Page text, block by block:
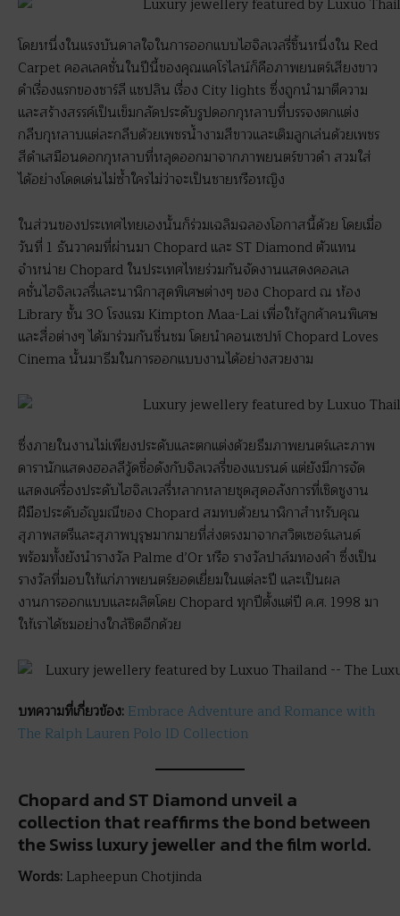
โดยหนึ่งในแรงบันดาลใจในการออกแบบไฮจิลเวลรี่ชิ้นหนึ่งใน Red
Carpet คอลเลคชั่นในปีนี้ของคุณแคโรไลน์ก็คือภาพยนตร์เสียงขาว
ดำเรื่องแรกของชาร์ลี แชปลิน เรื่อง City lights ซึ่งถูกนำมาตีความ
และสร้างสรรค์เป็นเข็มกลัดประดับรูปดอกกุหลาบที่บรรจงตกแต่ง
กลีบกุหลาบแต่ละกลีบด้วยเพชรน้ำงามสีขาวและเติมลูกเล่นด้วยเพชร
สีดำเสมือนดอกกุหลาบที่หลุดออกมาจากภาพยนตร์ขาวดำ สวมใส่
ได้อย่างโดดเด่นไม่ซ้ำใครไม่ว่าจะเป็นชายหรือหญิง
ในส่วนของประเทศไทยเองนั้นก็ร่วมเฉลิมฉลองโอกาสนี้ด้วย โดยเมื่อ
วันที่ 1 ธันวาคมที่ผ่านมา Chopard และ ST Diamond ตัวแทน
จำหน่าย Chopard ในประเทศไทยร่วมกันจัดงานแสดงคอลเล
คชั่นไฮจิลเวลรี่และนาฬิกาสุดพิเศษต่างๆ ของ Chopard ณ ห้อง
Library ชั้น 30 โรงแรม Kimpton Maa-Lai เพื่อให้ลูกค้าคนพิเศษ
และสื่อต่างๆ ได้มาร่วมกันชื่นชม โดยนำคอนเซปท์ Chopard Loves
Cinema นั้นมาธีมในการออกแบบงานได้อย่างสวยงาม
ซึ่งภายในงานไม่เพียงประดับและตกแต่งด้วยธีมภาพยนตร์และภาพ
ดารานักแสดงฮอลลีวู้ดชื่อดังกับจิลเวลรี่ของแบรนด์ แต่ยังมีการจัด
แสดงเครื่องประดับไฮจิลเวลรี่หลากหลายชุดสุดอลังการที่เชิดชูงาน
ฝีมือประดับอัญมณีของ Chopard สมทบด้วยนาฬิกาสำหรับคุณ
สุภาพสตรีและสุภาพบุรุษมากมายที่ส่งตรงมาจากสวิตเซอร์แลนด์
พร้อมทั้งยังนำรางวัล Palme d’Or หรือ รางวัลปาล์มทองคำ ซึ่งเป็น
รางวัลที่มอบให้แก่ภาพยนตร์ยอดเยี่ยมในแต่ละปี และเป็นผล
งานการออกแบบและผลิตโดย Chopard ทุกปีตั้งแต่ปี ค.ศ. 1998 มา
ให้เราได้ชมอย่างใกล้ชิดอีกด้วย
บทความที่เกี่ยวข้อง: Embrace Adventure and Romance with
The Ralph Lauren Polo ID Collection
Chopard and ST Diamond unveil a
collection that reaffirms the bond between
the Swiss luxury jeweller and the film world.
Words: Lapheepun Chotjinda